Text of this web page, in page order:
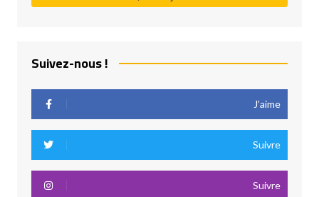
Suivez-nous !
J’aime
Suivre
Suivre